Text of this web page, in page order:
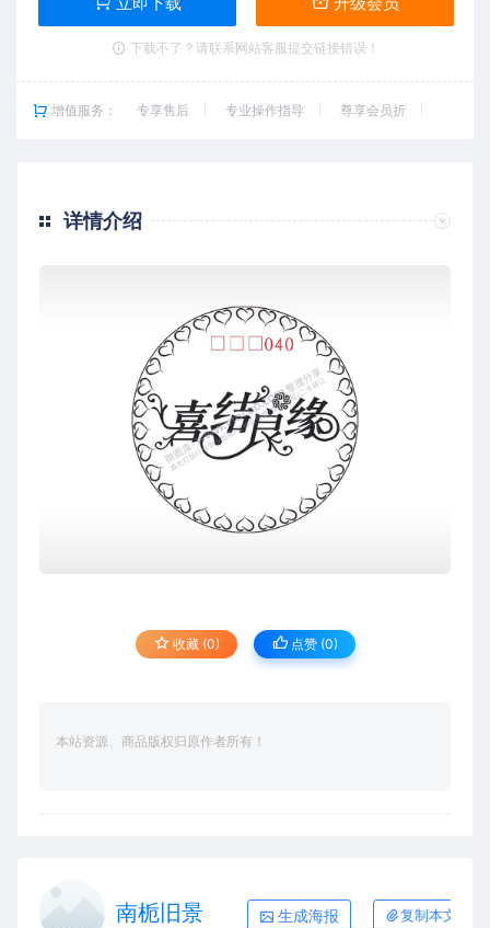
下载不了？请联系网站客服提交链接错误！
增值服务： 专享售后 专业操作指导 尊享会员折
详情介绍
收藏 (0) 点赞 (0)
本站资源、商品版权归原作者所有！
南栀旧景 生成海报 复制本文链接